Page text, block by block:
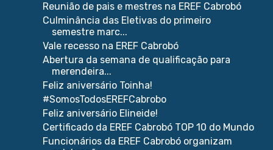
Reunião de pais e mestres na EREF Cabrobó
Culminância das Eletivas do primeiro
semestre marc...
Vale recesso na EREF Cabrobó
Abertura da semana de qualificação para
merendeira...
Feliz aniversário Toinha!
#SomosTodosEREFCabrobo
Feliz aniversário Elineide!
Certificado da EREF Cabrobó TOP 10 do Mundo
Funcionários da EREF Cabrobó organizam